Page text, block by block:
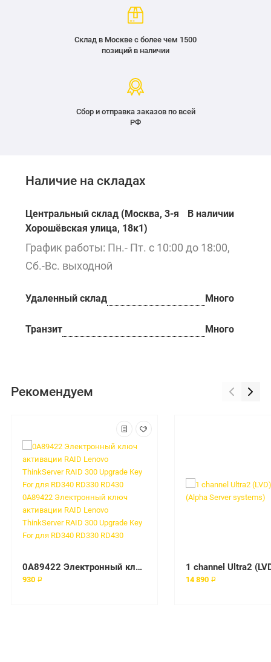
Склад в Москве с более чем 1500
позиций в наличии
Сбор и отправка заказов по всей
РФ
Наличие на складах
Центральный склад (Москва, 3-я
Хорошёвская улица, 18к1)
В наличии
График работы: Пн.- Пт. с 10:00 до 18:00,
Сб.-Вс. выходной
Удаленный склад Много
Транзит Много
Рекомендуем
0A89422 Электронный ключ активации RAID Lenovo ThinkServer RAID 300 Upgrade Key For для RD340 RD330 RD430 0A89422 Электронный ключ активации RAID Lenovo ThinkServer RAID 300 Upgrade Key For для RD340 RD330 RD430
930 ₽ 14 890 ₽